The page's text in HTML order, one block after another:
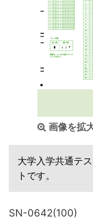
画像を拡
大学入学共通テ
トです。
SN-0642(100)